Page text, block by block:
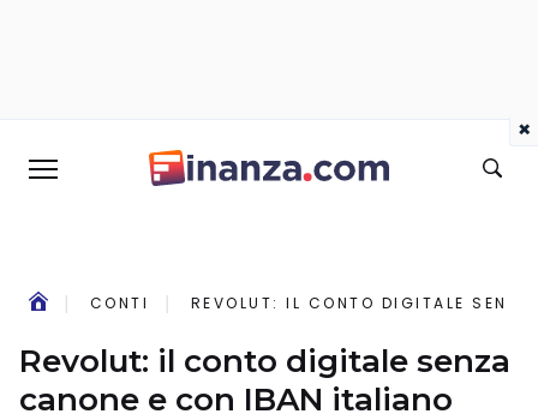
CONTI REVOLUT: IL CONTO DIGITALE
Revolut: il conto digitale senza
canone e con IBAN italiano
×